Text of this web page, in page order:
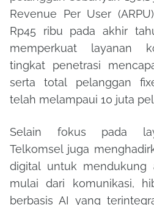
Revenue Per User
Rp45 ribu pada akhir
memperkuat layanan
tingkat penetrasi
serta total pelanggan
telah melampaui 10 juta
Selain fokus pada
Telkomsel juga
digital untuk mendukung
mulai dari komunikasi,
berbasis AI yang